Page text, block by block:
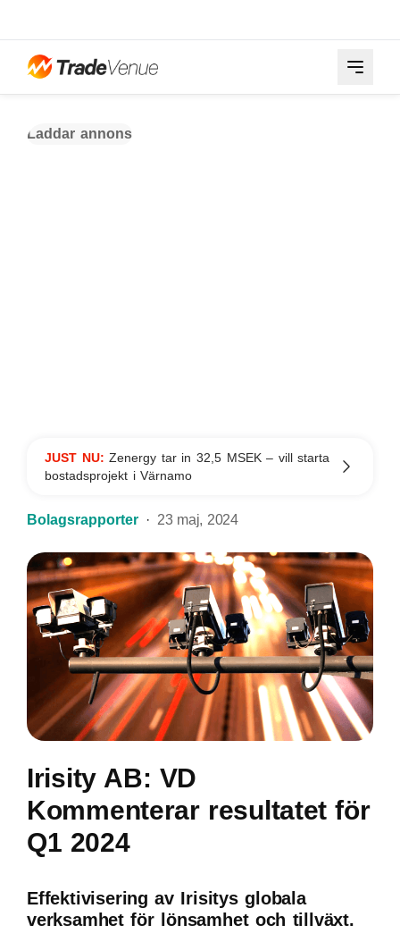
Laddar annons
JUST NU:Zenergy tar in 32,5 MSEK – vill starta
bostadsprojekt i Värnamo
Bolagsrapporter 23 maj, 2024
Irisity AB: VD
Kommenterar resultatet för
Q1 2024
Effektivisering av Irisitys globala
verksamhet för lönsamhet och tillväxt.